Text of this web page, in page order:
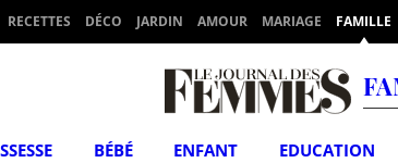
RECETTES DÉCO JARDIN AMOUR MARIAGE FAMILLE
BÉBÉ ENFANT EDUCATION